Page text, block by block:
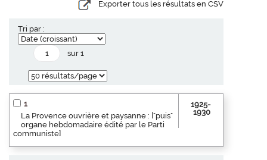
Exporter tous les résultats en CSV
Tri par :
sur 1
1
La Provence ouvrière et paysanne : ["puis"
organe hebdomadaire édité par le Parti
communiste]
1925-
1930